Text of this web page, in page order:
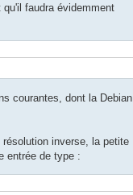
qu'il faudra évidemment
courantes, dont la Debian
inverse, la petite
entrée de type :